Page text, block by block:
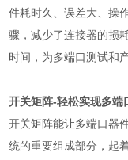
件耗时久、误差大、操
骤，减少了连接器的损
时间，为多端口测试和
开关矩阵-轻松实现多端
开关矩阵能让多端口器
统的重要组成部分，起